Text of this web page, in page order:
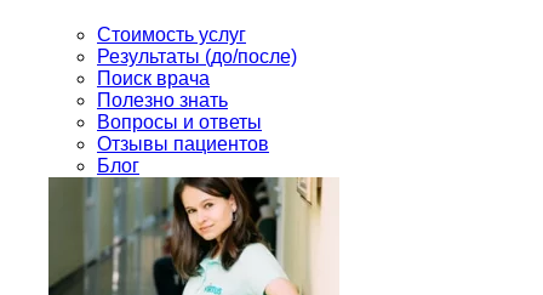
Стоимость услуг
Результаты (до/после)
Поиск врача
Полезно знать
Вопросы и ответы
Отзывы пациентов
Блог